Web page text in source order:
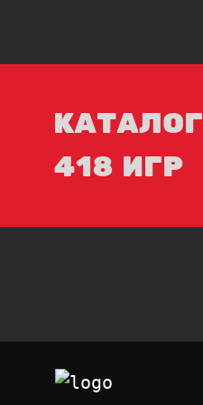
КАТАЛОГ
418 ИГР